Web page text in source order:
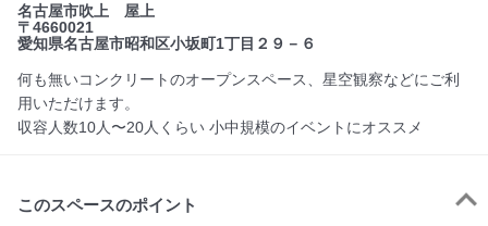
名古屋市吹上 屋上
〒4660021
愛知県名古屋市昭和区小坂町1丁目２９－６
何も無いコンクリートのオープンスペース、星空観察などにご利
用いただけます。
収容人数10人〜20人くらい 小中規模のイベントにオススメ
このスペースのポイント